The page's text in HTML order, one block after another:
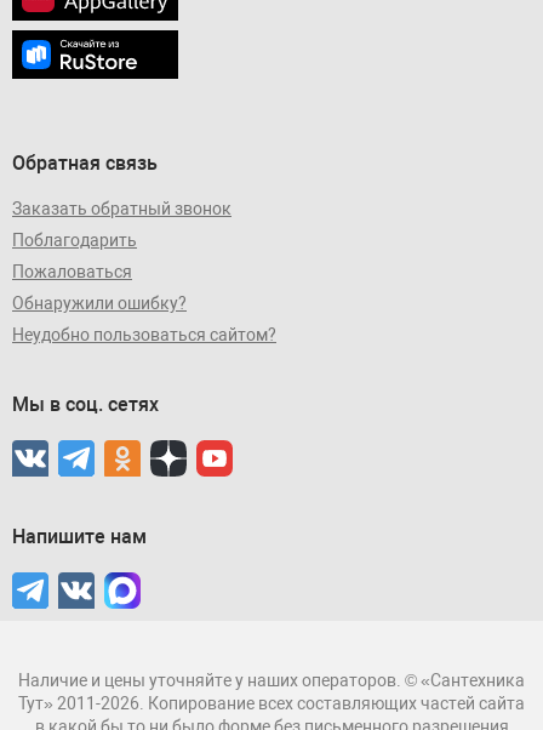
Обратная связь
Заказать обратный звонок
Поблагодарить
Пожаловаться
Обнаружили ошибку?
Неудобно пользоваться сайтом?
Мы в соц. сетях
Напишите нам
Наличие и цены уточняйте у наших операторов. © «Сантехника
Тут» 2011-2026. Копирование всех составляющих частей сайта